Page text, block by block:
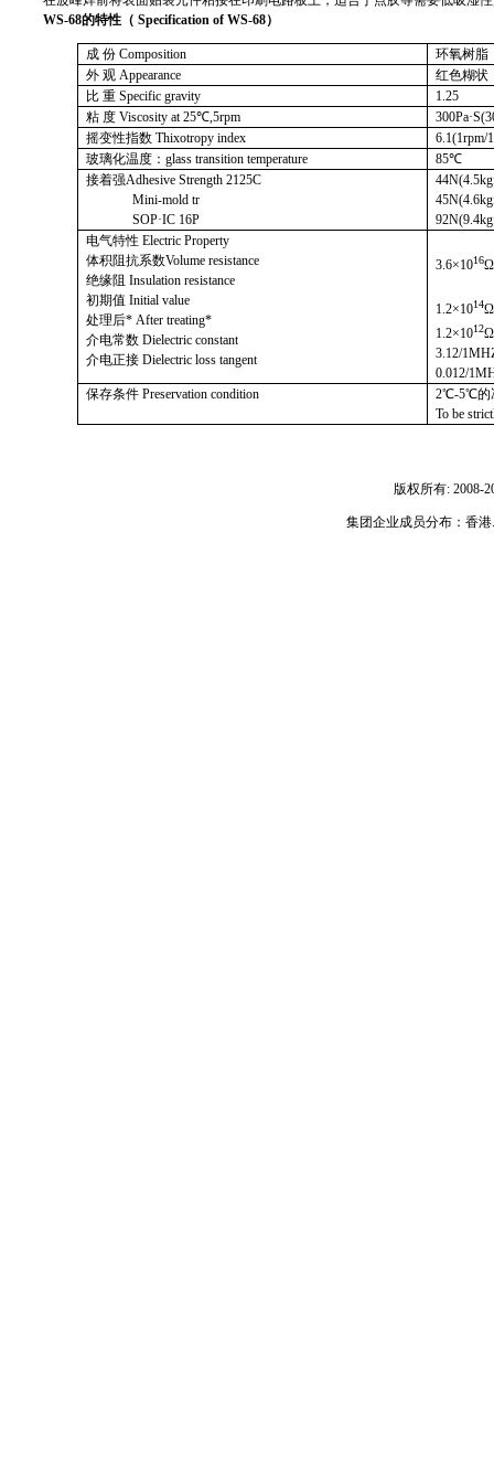
WS-68的特性（ Specification ofWS-68）
成 份Composition
环氧树脂
外 观Appearance
红色糊状
比 重Specific gravity
1.25
粘 度Viscosity at 25℃,5rpm
摇变性指数Thixotropy index
6.1(1rpm/
玻璃化温度：glass transition temperature 85℃
接着强Adhesive Strength 2125C
Mini-mold tr
SOP·IC 16P
电气特性Electric Property
体积阻抗系数Volume resistance
绝缘阻Insulation resistance
初期值Initial value
处理后*After treating*
介电常数Dielectric constant
介电正接Dielectric loss tangent
3.6×1016Ω
1.2×1014Ω
1.2×1012Ω
3.12/
0.012/
保存条件Preservation condition 2℃-5℃的
To be
版权所有: 2008-
集团企业成员分布：香